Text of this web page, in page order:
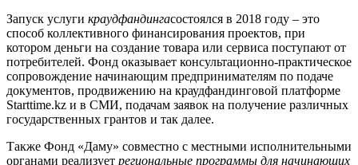
Запуск услуги краудфандингасостоялся в 2018 году – это
способ коллективного финансирования проектов, при
котором деньги на создание товара или сервиса поступают от
потребителей. Фонд оказывает консультационно-практическое
сопровождение начинающим предпринимателям по подаче
документов, продвижению на краудфандинговой платформе
Starttime.kz и в СМИ, подачам заявок на получение различных
государственных грантов и так далее.
Также Фонд «Даму» совместно с местными исполнительными
органами реализует региональные программы для начинающих